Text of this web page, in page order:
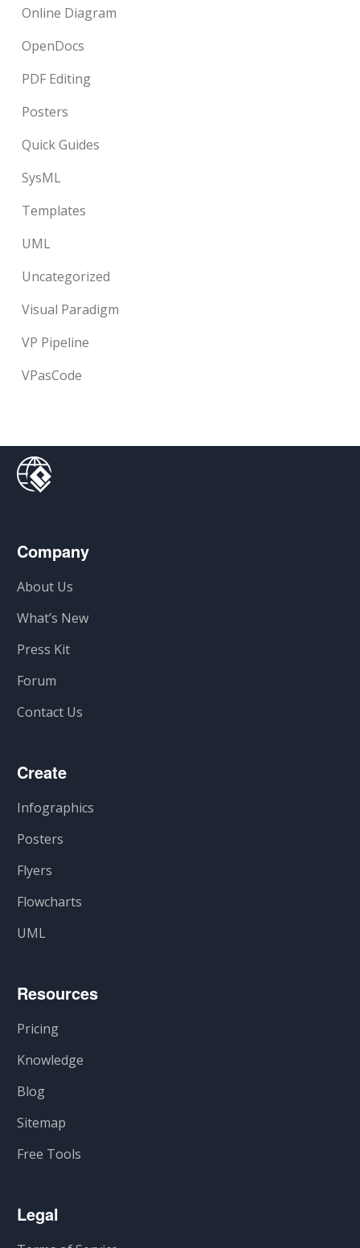
Online Diagram
OpenDocs
PDF Editing
Posters
Quick Guides
SysML
Templates
UML
Uncategorized
Visual Paradigm
VP Pipeline
VPasCode
Company
About Us
What’s New
Press Kit
Forum
Contact Us
Create
Infographics
Posters
Flyers
Flowcharts
UML
Resources
Pricing
Knowledge
Blog
Sitemap
Free Tools
Legal